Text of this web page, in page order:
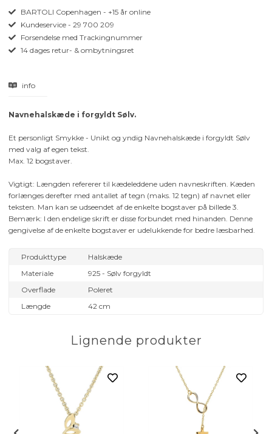
BARTOLI Copenhagen - +15 år online
Kundeservice - 29 700 209
Forsendelse med Trackingnummer
14 dages retur- & ombytningsret
info
Navnehalskæde i forgyldt Sølv.
Et personligt Smykke - Unikt og yndig Navnehalskæde i forgyldt Sølv
med valg af egen tekst.
Max. 12 bogstaver.
Vigtigt: Længden refererer til kædeleddene uden navneskriften. Kæden
forlænges derefter med antallet af tegn (maks. 12 tegn) af navnet eller
teksten. Man kan se udseendet af de enkelte bogstaver på billede 3.
Bemærk: I den endelige skrift er disse forbundet med hinanden. Denne
gengivelse af de enkelte bogstaver er udelukkende for bedre læsbarhed.
Produkttype
Halskæde
Materiale
925 - Sølv forgyldt
Overflade
Poleret
Længde
42 cm
Lignende produkter